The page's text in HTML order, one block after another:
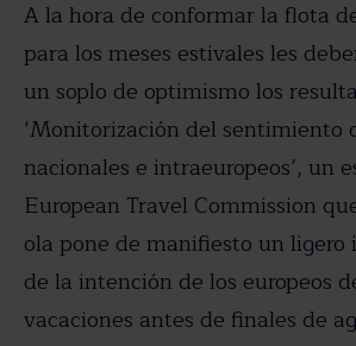
A la hora de conformar la flota
para los meses estivales les
un soplo de optimismo los
‘Monitorización del sentimiento
nacionales e intraeuropeos’, un
European Travel Commission
ola pone de manifiesto un ligero
de la intención de los europeos
vacaciones antes de finales de